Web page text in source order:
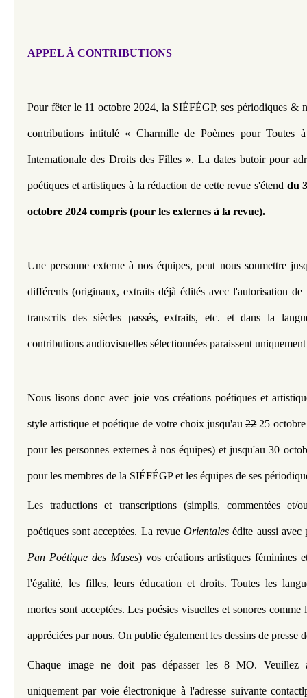
APPEL À CONTRIBUTIONS
Pour fêter le 11 octobre 2024, la SIÉFÉGP, ses périodiques &
contributions intitulé « Charmille de Poèmes pour Toutes
Internationale des Droits des Filles ». La dates butoir pour
poétiques et artistiques à la rédaction de cette revue s'étend du
octobre 2024 compris (pour les externes à la revue).
Une personne externe à nos équipes, peut nous soumettre
différents (originaux, extraits déjà édités avec l'autorisation de
transcrits des siècles passés, extraits, etc. et dans la
contributions audiovisuelles sélectionnées paraissent
Nous lisons donc avec joie vos créations poétiques et
style artistique et poétique de votre choix jusqu'au 22 25 octobre
pour les personnes externes à nos équipes) et jusqu'au 30
pour les membres de la SIÉFÉGP et les équipes de ses
Les traductions et transcriptions (simplis, commentées et/
poétiques sont acceptées. La revue Orientales édite aussi avec
Pan Poétique des Muses) vos créations artistiques féminines
l'égalité, les filles, leurs éducation et droits. ​​​​​​Toutes les
mortes sont acceptées. Les poésies visuelles et sonores comme
appréciées par nous. On publie également les dessins de presse
Chaque image ne doit pas dépasser les 8 MO.Veuillez
uniquement par voie électronique à l'adresse suivante